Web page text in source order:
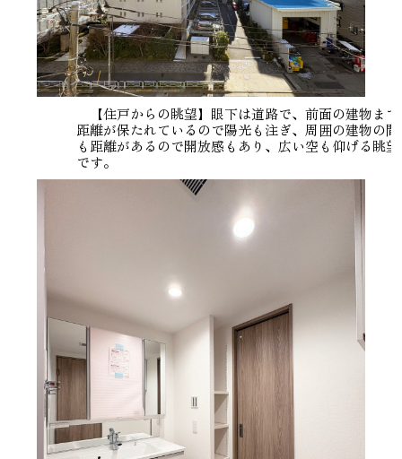
【住戸からの眺望】眼下は道路で、前面の建物まで
距離が保たれているので陽光も注ぎ、周囲の建物の間
も距離があるので開放感もあり、広い空も仰げる眺望
です。